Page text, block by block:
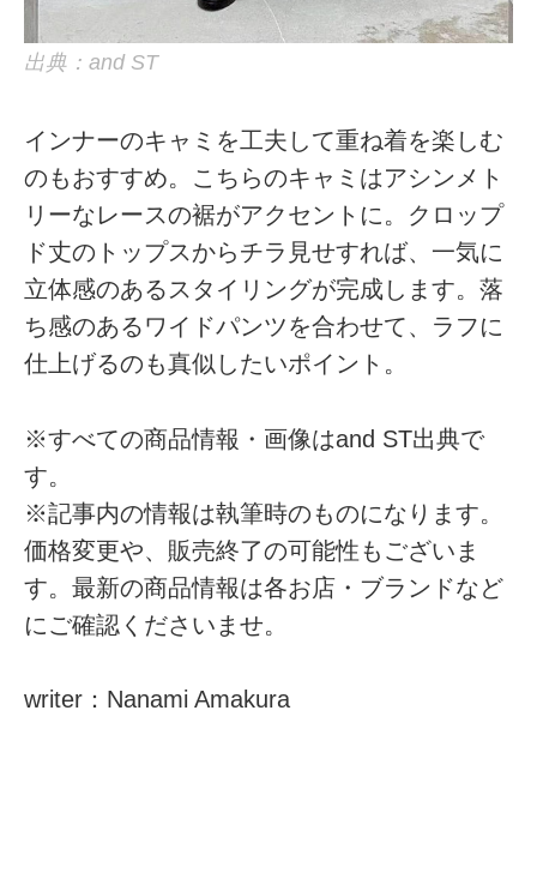
出典：and ST
インナーのキャミを工夫して重ね着を楽しむ
のもおすすめ。こちらのキャミはアシンメト
リーなレースの裾がアクセントに。クロップ
ド丈のトップスからチラ見せすれば、一気に
立体感のあるスタイリングが完成します。落
ち感のあるワイドパンツを合わせて、ラフに
仕上げるのも真似したいポイント。
※すべての商品情報・画像はand ST出典で
す。
※記事内の情報は執筆時のものになります。
価格変更や、販売終了の可能性もございま
す。最新の商品情報は各お店・ブランドなど
にご確認くださいませ。
writer：Nanami Amakura